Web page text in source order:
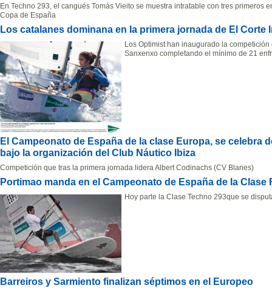
En Techno 293, el cangués Tomás Vieito se muestra intratable con tres primeros
Copa de España
Los catalanes dominana en la primera jornada de El Corte
Los Optimist han inaugurado la
Sanxenxo completando el mínimo de 21
El Campeonato de España de la clase Europa, se celebra
bajo la organización del Club Náutico Ibiza
Competición que tras la primera jornada lidera Albert Codinachs (CV Blanes)
Portimao manda en el Campeonato de España de la
Hoy parte la Clase Techno 293que se
Barreiros y Sarmiento finalizan séptimos en el Europeo